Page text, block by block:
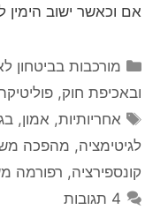
אם וכאשר ישוב הימין
קטגוריות
מורכבות בביטחון
ובאכיפת חוק,
תגיות
אחריותיות, אמון,
לגיטימציה, מהפכה
קונספירציה, רפורמה
4 תגובות